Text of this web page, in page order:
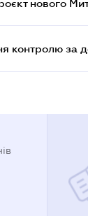
нового
контролю